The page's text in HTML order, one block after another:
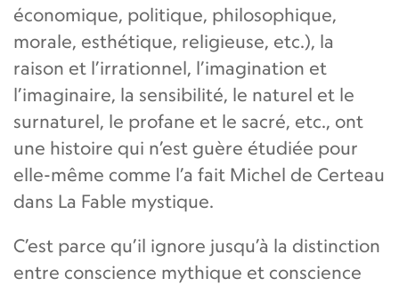
économique, politique, philosophique,
morale, esthétique, religieuse, etc.), la
raison et l’irrationnel, l’imagination et
l’imaginaire, la sensibilité, le naturel et le
surnaturel, le profane et le sacré, etc., ont
une histoire qui n’est guère étudiée pour
elle-même comme l’a fait Michel de Certeau
dans La Fable mystique.
C’est parce qu’il ignore jusqu’à la distinction
entre conscience mythique et conscience